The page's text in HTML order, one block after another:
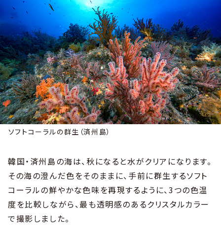
ソフトコーラルの群生（済州島）
韓国・済州島の海は、秋になると水がクリアになります。
その海の澄んだ色をそのままに、手前に群生するソフト
コーラルの鮮やかな色味を再現するように、3つの色温
度を比較しながら、最も透明感のあるクリスタルカラー
で撮影しました。